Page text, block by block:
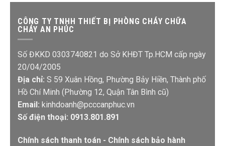
CÔNG TY TNHH THIẾT BỊ PHÒNG CHÁY CHỮA
CHÁY AN PHÚC
Số ĐKKD 0303740821 do Sở KHĐT Tp.HCM cấp ngày
20/04/2005
Địa chỉ: S 59 Xuân Hồng, Phường Bảy Hiền, Thành phố
Hồ Chí Minh (Phường 12, Quận Tân Bình cũ)
Email: kinhdoanh@pcccanphuc.vn
Số điện thoại: 0913.801.891
Chính sách thanh toán - Chính sách bảo hành